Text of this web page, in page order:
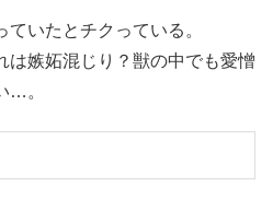
いたとチクっている。
は嫉妬混じり？獣の中でも愛憎
…。